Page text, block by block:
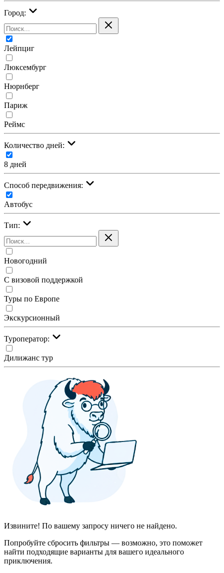
Город:
Лейпциг
Люксембург
Нюрнберг
Париж
Реймс
Количество дней:
8 дней
Cпособ передвижения:
Автобус
Тип:
Новогодний
С визовой поддержкой
Туры по Европе
Экскурсионный
Туроператор:
Дилижанс тур
Извините! По вашему запросу ничего не найдено.
Попробуйте сбросить фильтры — возможно, это поможет
найти подходящие варианты для вашего идеального
приключения.